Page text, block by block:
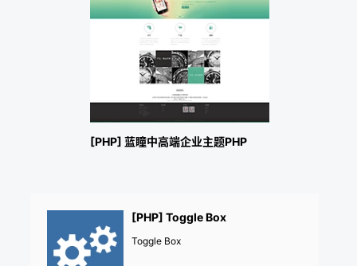
[PHP] 蓝瞳中高端企业主题PHP
[PHP] Toggle Box
Toggle Box